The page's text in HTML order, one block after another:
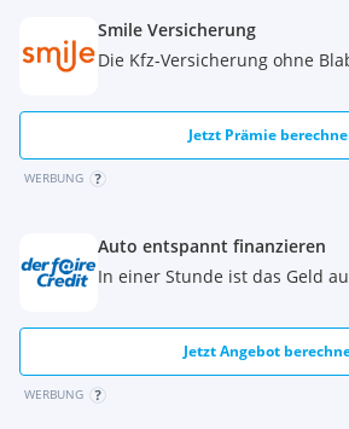
Smile Versicherung
Die Kfz-Versicherung ohne
Jetzt Prämie
WERBUNG
Auto entspannt finanzieren
In einer Stunde ist das Geld
Jetzt Angebot
WERBUNG